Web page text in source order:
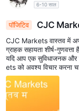
6-10 साल
पॉजिटिव
CJC
रेज और सहज ट्रेडिंग के
CJC Markets वास्तव में
ग्राहक सहायता शीर्ष-
यदि आप एक सुविधाजनक और
ets को अवश्य विचार करना